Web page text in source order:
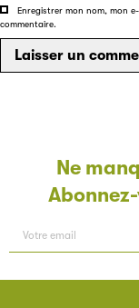
Enregistrer mon nom, mon
commentaire.
Ne